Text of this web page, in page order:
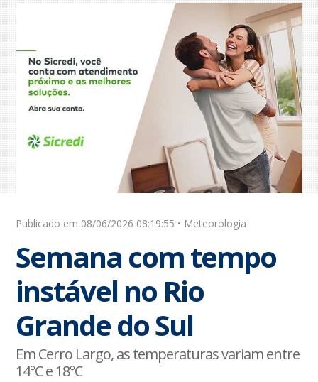
Publicado em 08/06/2026 08:19:55 • Meteorologia
Semana com tempo
instável no Rio
Grande do Sul
Em Cerro Largo, as temperaturas variam entre
14°C e 18°C